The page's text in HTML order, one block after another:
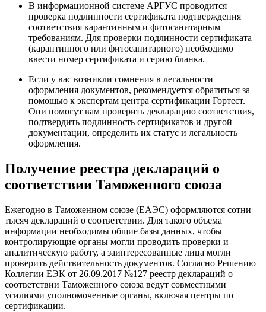
В информационной системе АРГУС проводится
проверка подлинности сертификата подтверждения
соответствия карантинным и фитосанитарным
требованиям. Для проверки подлинности сертификата
(карантинного или фитосанитарного) необходимо
ввести номер сертификата и серию бланка.
Если у вас возникли сомнения в легальности
оформления документов, рекомендуется обратиться за
помощью к экспертам центра сертификации Гортест.
Они помогут вам проверить декларацию соответствия,
подтвердить подлинность сертификатов и другой
документации, определить их статус и легальность
оформления.
Получение реестра деклараций о
соответствии Таможенного союза
Ежегодно в Таможенном союзе (ЕАЭС) оформляются сотни
тысяч деклараций о соответствии. Для такого объема
информации необходимы общие базы данных, чтобы
контролирующие органы могли проводить проверки и
аналитическую работу, а заинтересованные лица могли
проверить действительность документов. Согласно Решению
Коллегии ЕЭК от 26.09.2017 №127 реестр деклараций о
соответствии Таможенного союза ведут совместными
усилиями уполномоченные органы, включая центры по
сертификации.